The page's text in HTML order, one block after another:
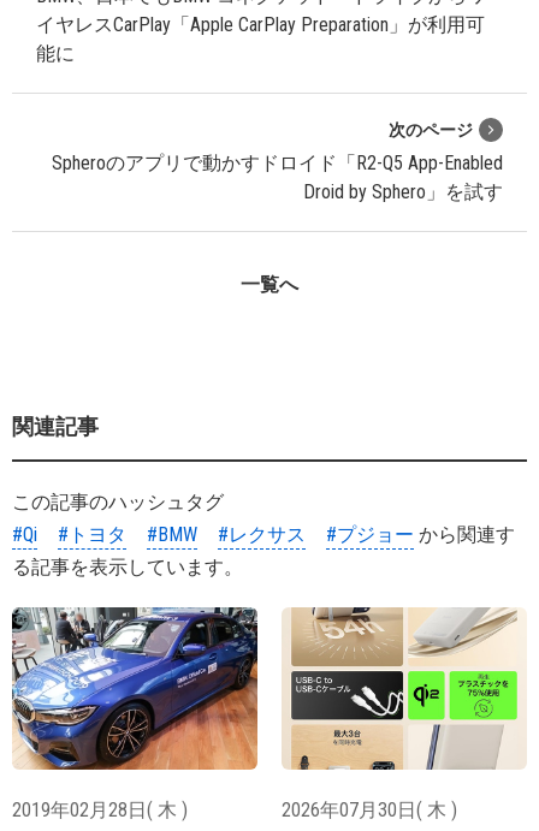
イヤレスCarPlay「Apple CarPlay Preparation」が利用可
能に
次のページ
Spheroのアプリで動かすドロイド「R2-Q5 App-Enabled
Droid by Sphero」を試す
一覧へ
関連記事
この記事のハッシュタグ
#Qi
#トヨタ #BMW #レクサス #プジョー から関連す
る記事を表示しています。
2019年02月28日( 木 ) 2026年07月30日( 木 )